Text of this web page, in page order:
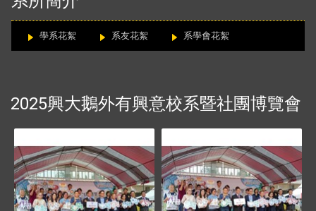
學系花絮 系友花絮 系學會花絮
2025興大鵝外有興意校系暨社團博覽會